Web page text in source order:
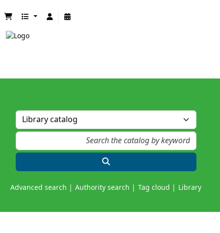
Advanced search Authority search Tag cloud Library